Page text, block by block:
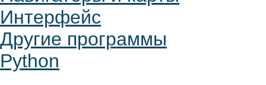
Интерфейс
Другие программы
Python